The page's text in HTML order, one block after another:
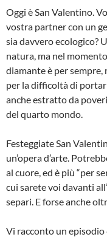
Oggi è San Valentino.
vostra partner con un
sia davvero ecologico?
natura, ma nel
diamante è per
per la difficoltà di
anche estratto da
del quarto mondo.
Festeggiate San
un’opera d’arte.
al cuore, ed è più “per
cui sarete voi davanti
separi. E forse anche
Vi racconto un